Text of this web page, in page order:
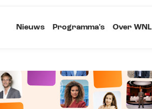
Nieuws Programma's Over WNL